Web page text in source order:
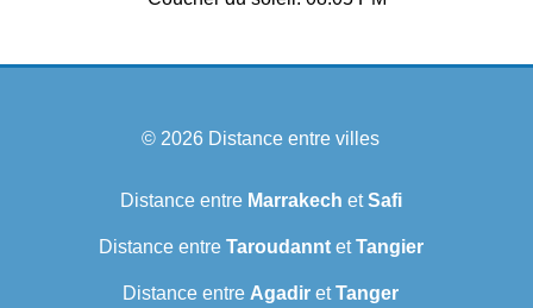
© 2026 Distance entre villes
Distance entre Marrakech etSafi
Distance entre TaroudanntetTangier
Distance entre Agadir etTanger